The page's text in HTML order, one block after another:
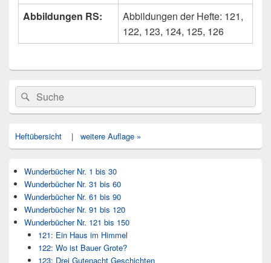
Abbildungen RS:
Abbildungen der Hefte: 121,
122, 123, 124, 125, 126
Primärer
Seitenleisten
Widget-
Bereich
Search
for:
Suche
Heftübersicht | weitere Auflage »
Wunderbücher Nr. 1 bis 30
Wunderbücher Nr. 31 bis 60
Wunderbücher Nr. 61 bis 90
Wunderbücher Nr. 91 bis 120
Wunderbücher Nr. 121 bis 150
121: Ein Haus im Himmel
122: Wo ist Bauer Grote?
123: Drei Gutenacht Geschichten